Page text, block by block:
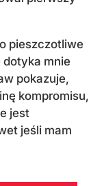
pieszczotliwe
dotyka mnie
pokazuje,
kompromisu,
jest
jeśli mam